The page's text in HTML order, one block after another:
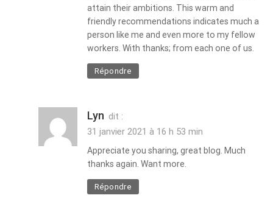
attain their ambitions. This warm and
friendly recommendations indicates much a
person like me and even more to my fellow
workers. With thanks; from each one of us.
Répondre
Lyn dit :
31 janvier 2021 à 16 h 53 min
Appreciate you sharing, great blog. Much
thanks again. Want more.
Répondre